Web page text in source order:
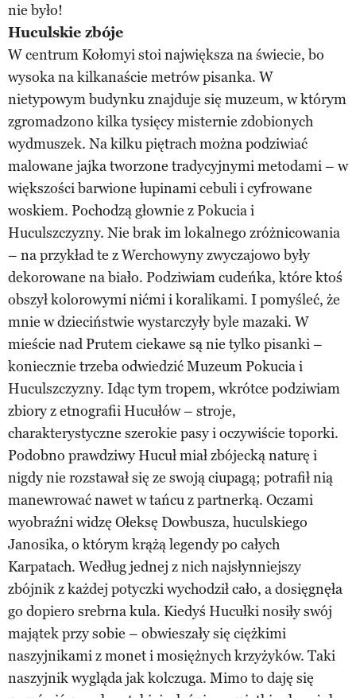
nie było!
Huculskie zbóje
W centrum Kołomyi stoi największa na świecie, bo
wysoka na kilkanaście metrów pisanka. W
nietypowym budynku znajduje się muzeum, w którym
zgromadzono kilka tysięcy misternie zdobionych
wydmuszek. Na kilku piętrach można podziwiać
malowane jajka tworzone tradycyjnymi metodami – w
większości barwione łupinami cebuli i cyfrowane
woskiem. Pochodzą głownie z Pokucia i
Huculszczyzny. Nie brak im lokalnego zróżnicowania
– na przykład te z Werchowyny zwyczajowo były
dekorowane na biało. Podziwiam cudeńka, które ktoś
obszył kolorowymi nićmi i koralikami. I pomyśleć, że
mnie w dzieciństwie wystarczyły byle mazaki. W
mieście nad Prutem ciekawe są nie tylko pisanki –
koniecznie trzeba odwiedzić Muzeum Pokucia i
Huculszczyzny. Idąc tym tropem, wkrótce podziwiam
zbiory z etnografii Hucułów – stroje,
charakterystyczne szerokie pasy i oczywiście toporki.
Podobno prawdziwy Hucuł miał zbójecką naturę i
nigdy nie rozstawał się ze swoją ciupagą; potrafił nią
manewrować nawet w tańcu z partnerką. Oczami
wyobraźni widzę Ołeksę Dowbusza, huculskiego
Janosika, o którym krążą legendy po całych
Karpatach. Według jednej z nich najsłynniejszy
zbójnik z każdej potyczki wychodził cało, a dosięgnęła
go dopiero srebrna kula. Kiedyś Hucułki nosiły swój
majątek przy sobie – obwieszały się ciężkimi
naszyjnikami z monet i mosiężnych krzyżyków. Taki
naszyjnik wygląda jak kolczuga. Mimo to daję się